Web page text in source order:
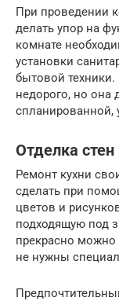
При проведении
делать упор на
комнате
установки
бытовой
недорого, но она
спланированной,
Отделка стен
Ремонт кухни
сделать при
цветов и
подходящую под
прекрасно можно
не нужны